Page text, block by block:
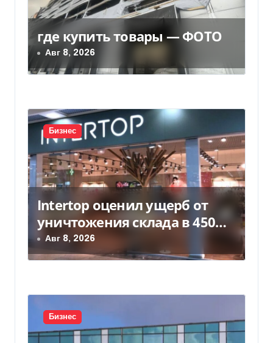
о
з
а
и
с
я
м
где купить товары — ФОТО
Авг 8, 2026
Бизнес
Intertop оценил ущерб от
уничтожения склада в 450
млн грн
Авг 8, 2026
Бизнес